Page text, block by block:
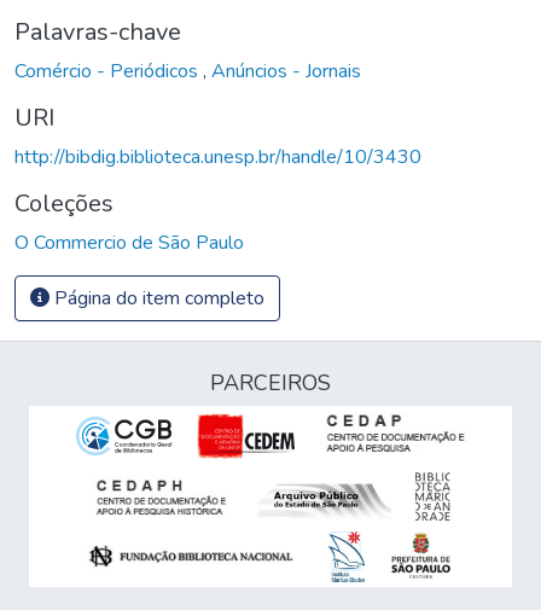
Palavras-chave
Comércio - Periódicos , Anúncios - Jornais
URI
http://bibdig.biblioteca.unesp.br/handle/10/3430
Coleções
O Commercio de São Paulo
Página do item completo
PARCEIROS